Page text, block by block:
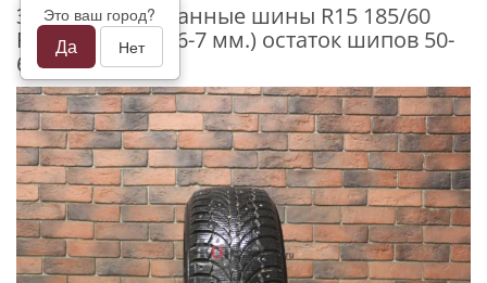
Это ваш город?
Да Нет
Зимние шипованные шины R15 185/60
Formula Ice бу (6-7 мм.) остаток шипов 50-
69%